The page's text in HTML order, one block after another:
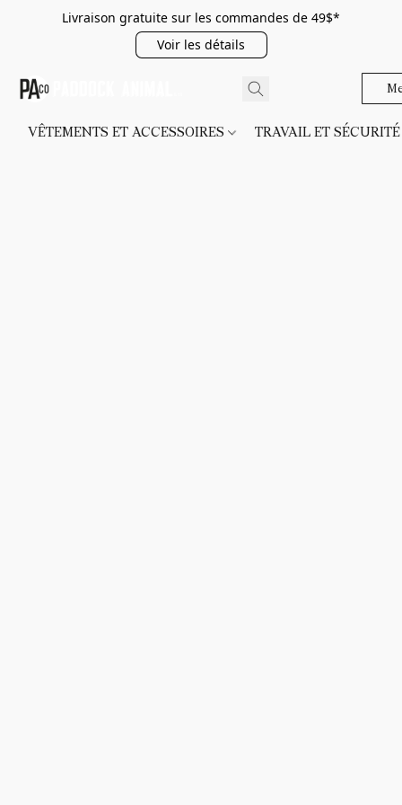
Livraison gratuite sur les commandes de 49$*
Voir les détails
VÊTEMENTS ET ACCESSOIRES TRAVAIL ET